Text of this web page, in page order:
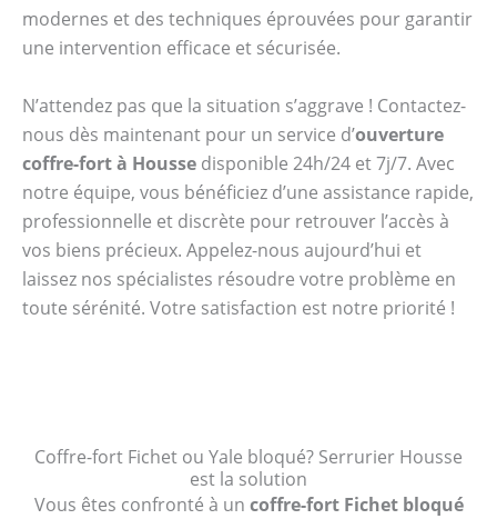
modernes et des techniques éprouvées pour garantir
une intervention efficace et sécurisée.
N’attendez pas que la situation s’aggrave ! Contactez-
nous dès maintenant pour un service d’ouverture
coffre-fort à Housse disponible 24h/24 et 7j/7. Avec
notre équipe, vous bénéficiez d’une assistance rapide,
professionnelle et discrète pour retrouver l’accès à
vos biens précieux. Appelez-nous aujourd’hui et
laissez nos spécialistes résoudre votre problème en
toute sérénité. Votre satisfaction est notre priorité !
Coffre-fort Fichet ou Yale bloqué? Serrurier Housse
est la solution
Vous êtes confronté à un coffre-fort Fichet bloqué